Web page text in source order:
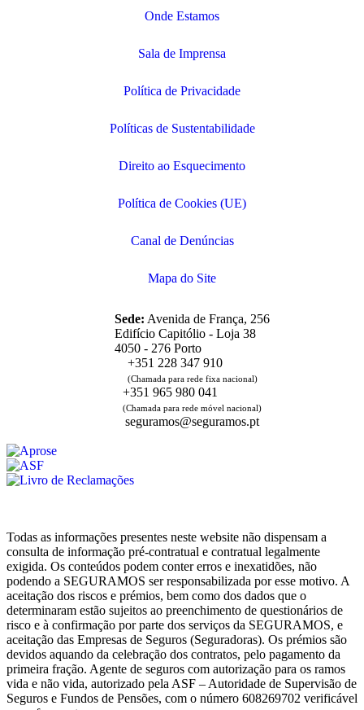
Onde Estamos
Sala de Imprensa
Política de Privacidade
Políticas de Sustentabilidade
Direito ao Esquecimento
Política de Cookies (UE)
Canal de Denúncias
Mapa do Site
Sede: Avenida de França, 256
Edifício Capitólio - Loja 38
4050 - 276 Porto
+351 228 347 910
(Chamada para rede fixa nacional)
+351 965 980 041
(Chamada para rede móvel nacional)
seguramos@seguramos.pt
Todas as informações presentes neste website não dispensam a
consulta de informação pré-contratual e contratual legalmente
exigida. Os conteúdos podem conter erros e inexatidões, não
podendo a SEGURAMOS ser responsabilizada por esse motivo. A
aceitação dos riscos e prémios, bem como dos dados que o
determinaram estão sujeitos ao preenchimento de questionários de
risco e à confirmação por parte dos serviços da SEGURAMOS, e
aceitação das Empresas de Seguros (Seguradoras). Os prémios são
devidos aquando da celebração dos contratos, pelo pagamento da
primeira fração. Agente de seguros com autorização para os ramos
vida e não vida, autorizado pela ASF – Autoridade de Supervisão de
Seguros e Fundos de Pensões, com o número 608269702 verificável